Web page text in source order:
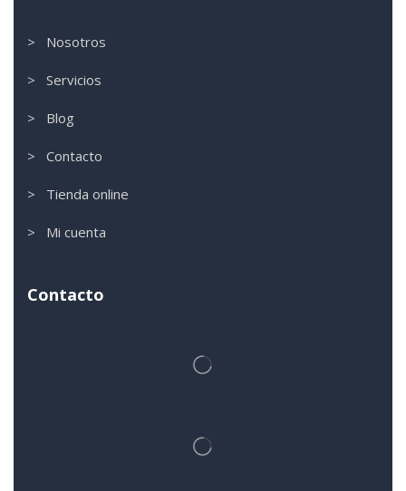
> Nosotros
> Servicios
> Blog
> Contacto
> Tienda online
> Mi cuenta
Contacto